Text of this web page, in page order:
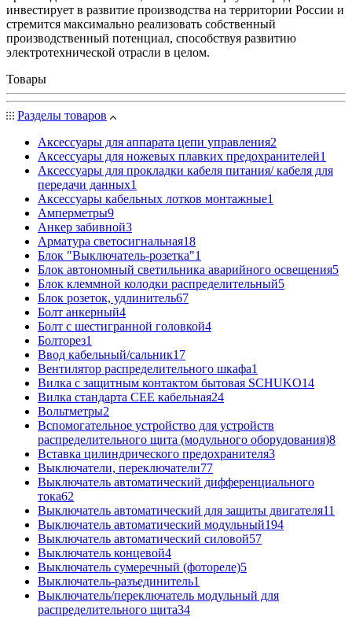
инвестирует в развитие производства на территории России и
стремится максимально реализовать собственный
производственный потенциал, способствуя развитию
электротехнической отрасли в целом.
Товары
Разделы товаров
Аксессуары для аппарата цепи управления2
Аксессуары для ножевых плавких предохранителей1
Аксессуары для прокладки кабеля питания/ кабеля для
передачи данных1
Аксессуары кабельных лотков монтажные1
Амперметры9
Анкер забивной3
Арматура светосигнальная18
Блок "Выключатель-розетка"1
Блок автономный светильника аварийного освещения5
Блок клеммной колодки распределительный5
Блок розеток, удлинитель67
Болт анкерный4
Болт с шестигранной головкой4
Болторез1
Ввод кабельный/сальник17
Вентилятор распределительного шкафа1
Вилка с защитным контактом бытовая SCHUKO14
Вилка стандарта CEE кабельная24
Вольтметры2
Вспомогательное устройство для устройств
распределительного щита (модульного оборудования)8
Вставка цилиндрического предохранителя3
Выключатели, переключатели77
Выключатель автоматический дифференциального
тока62
Выключатель автоматический для защиты двигателя11
Выключатель автоматический модульный194
Выключатель автоматический силовой57
Выключатель концевой4
Выключатель сумеречный (фотореле)5
Выключатель-разъединитель1
Выключатель/переключатель модульный для
распределительного щита34